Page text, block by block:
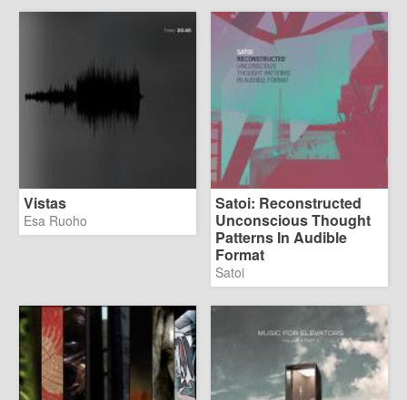
Vistas
Esa Ruoho
Satoi: Reconstructed
Unconscious Thought
Patterns In Audible
Format
Satoi